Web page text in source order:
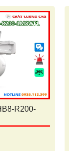
R200-